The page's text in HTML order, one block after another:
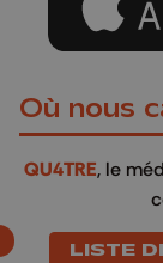
Où nous
QU4TRE, le
LISTE